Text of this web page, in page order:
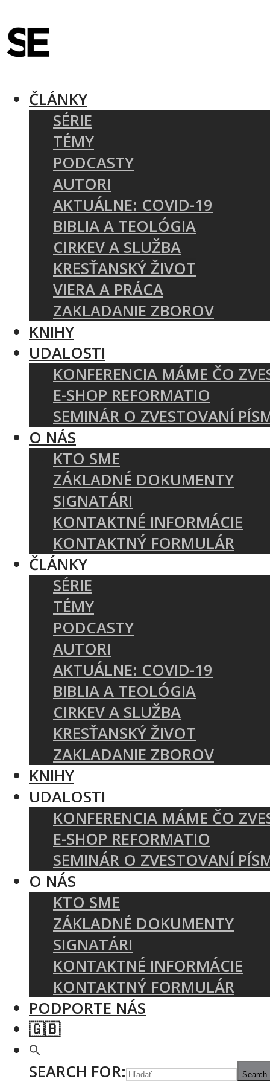
ČLÁNKY
SÉRIE
TÉMY
PODCASTY
AUTORI
AKTUÁLNE: COVID-19
BIBLIA A TEOLÓGIA
CIRKEV A SLUŽBA
KRESŤANSKÝ ŽIVOT
VIERA A PRÁCA
ZAKLADANIE ZBOROV
KNIHY
UDALOSTI
KONFERENCIA MÁME ČO
E-SHOP REFORMATIO
SEMINÁR O ZVESTOVANÍ
O NÁS
KTO SME
ZÁKLADNÉ DOKUMENTY
SIGNATÁRI
KONTAKTNÉ INFORMÁCIE
KONTAKTNÝ FORMULÁR
ČLÁNKY
SÉRIE
TÉMY
PODCASTY
AUTORI
AKTUÁLNE: COVID-19
BIBLIA A TEOLÓGIA
CIRKEV A SLUŽBA
KRESŤANSKÝ ŽIVOT
ZAKLADANIE ZBOROV
KNIHY
UDALOSTI
KONFERENCIA MÁME ČO
E-SHOP REFORMATIO
SEMINÁR O ZVESTOVANÍ
O NÁS
KTO SME
ZÁKLADNÉ DOKUMENTY
SIGNATÁRI
KONTAKTNÉ INFORMÁCIE
KONTAKTNÝ FORMULÁR
PODPORTE NÁS
🇬🇧
SEARCH FOR:
Search